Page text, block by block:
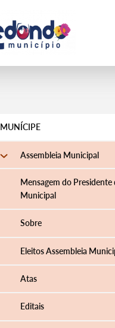
MUNÍCIPE
Assembleia Municipal
Mensagem do Presidente
Municipal
Sobre
Eleitos Assembleia
Atas
Editais